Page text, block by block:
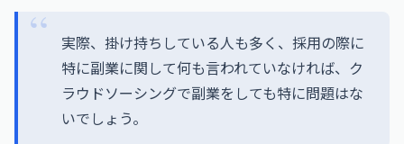
実際、掛け持ちしている人も多く、採用の際に
特に副業に関して何も言われていなければ、ク
ラウドソーシングで副業をしても特に問題はな
いでしょう。